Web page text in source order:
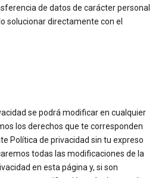
de datos de carácter personal
solucionar directamente con el
se podrá modificar en cualquier
los derechos que te corresponden
Política de privacidad sin tu expreso
todas las modificaciones de la
en esta página y, si son